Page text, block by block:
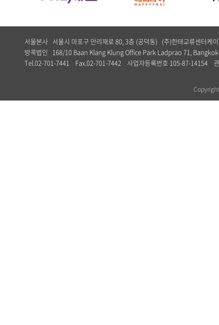
서울본사 서울시 마포구 만리재로 80, 3층 (공덕동) (주)한태교류센터케
방콕법인 168/10 Baan Klang Klung Office Park Ladprao 71,
Tel.02-701-7441 Fax.02-701-7442 사업자등록번호 105-87-14154